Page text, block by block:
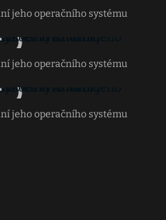
jeho operačního systému
jeho operačního systému
jeho operačního systému